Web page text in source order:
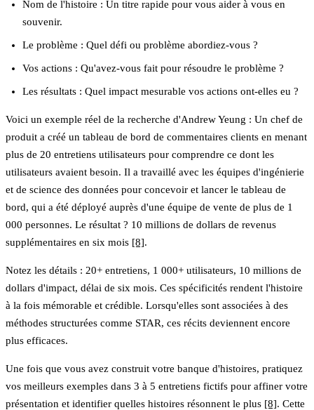
Nom de l'histoire : Un titre rapide pour vous aider à vous en
souvenir.
Le problème : Quel défi ou problème abordiez-vous ?
Vos actions : Qu'avez-vous fait pour résoudre le problème ?
Les résultats : Quel impact mesurable vos actions ont-elles eu ?
Voici un exemple réel de la recherche d'Andrew Yeung : Un chef de
produit a créé un tableau de bord de commentaires clients en menant
plus de 20 entretiens utilisateurs pour comprendre ce dont les
utilisateurs avaient besoin. Il a travaillé avec les équipes d'ingénierie
et de science des données pour concevoir et lancer le tableau de
bord, qui a été déployé auprès d'une équipe de vente de plus de 1
000 personnes. Le résultat ? 10 millions de dollars de revenus
supplémentaires en six mois [8].
Notez les détails : 20+ entretiens, 1 000+ utilisateurs, 10 millions de
dollars d'impact, délai de six mois. Ces spécificités rendent l'histoire
à la fois mémorable et crédible. Lorsqu'elles sont associées à des
méthodes structurées comme STAR, ces récits deviennent encore
plus efficaces.
Une fois que vous avez construit votre banque d'histoires, pratiquez
vos meilleurs exemples dans 3 à 5 entretiens fictifs pour affiner votre
présentation et identifier quelles histoires résonnent le plus [8]. Cette